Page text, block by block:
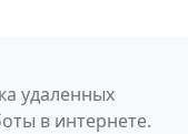
удаленных
в интернете.